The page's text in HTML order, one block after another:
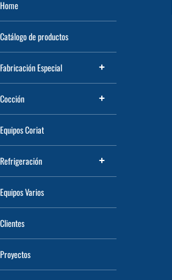
Home
Catálogo de productos
Fabricación Especial
Cocción
Equipos Coriat
Refrigeración
Equipos Varios
Clientes
Proyectos